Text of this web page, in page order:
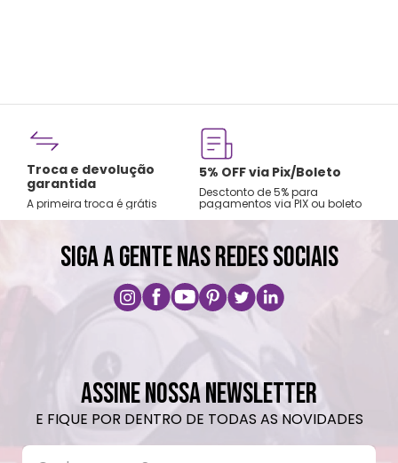
Troca e devolução
garantida
A primeira troca é grátis
5% OFF via Pix/Boleto
Desctonto de 5% para
pagamentos via PIX ou boleto
SIGA A GENTE NAS REDES SOCIAIS
ASSINE NOSSA NEWSLETTER
E FIQUE POR DENTRO DE TODAS AS NOVIDADES